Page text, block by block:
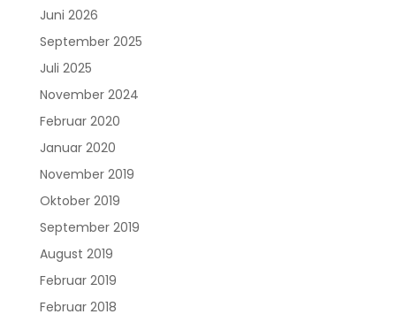
Juni 2026
September 2025
Juli 2025
November 2024
Februar 2020
Januar 2020
November 2019
Oktober 2019
September 2019
August 2019
Februar 2019
Februar 2018